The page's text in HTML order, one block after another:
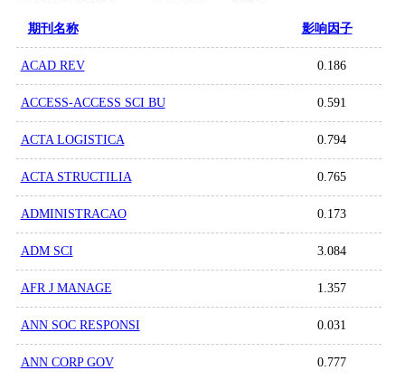
期刊名称 影响因子
ACAD REV 0.186
ACCESS-ACCESS SCI BU 0.591
ACTA LOGISTICA 0.794
ACTA STRUCTILIA 0.765
ADMINISTRACAO 0.173
ADM SCI 3.084
AFR J MANAGE 1.357
ANN SOC RESPONSI 0.031
ANN CORP GOV 0.777